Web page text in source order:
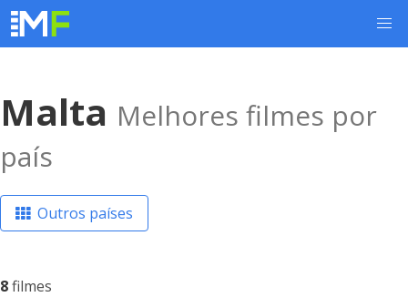
Malta Melhores filmes por
país
Outros países
8filmes